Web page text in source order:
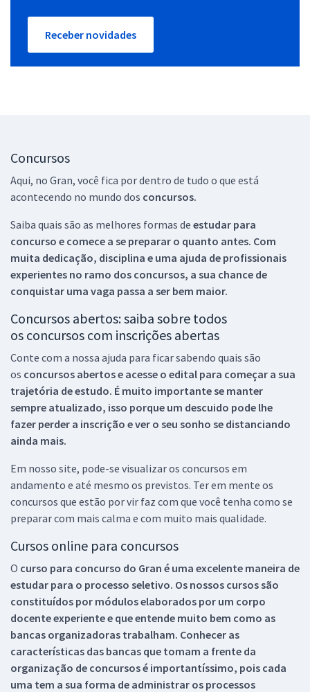
Receber novidades
Concursos
Aqui, no Gran, você fica por dentro de tudo o que está
acontecendo no mundo dos concursos.
Saiba quais são as melhores formas de estudar para
concurso e comece a se preparar o quanto antes. Com
muita dedicação, disciplina e uma ajuda de profissionais
experientes no ramo dos concursos, a sua chance de
conquistar uma vaga passa a ser bem maior.
Concursos abertos: saiba sobre todos
os concursos com inscrições abertas
Conte com a nossa ajuda para ficar sabendo quais são
os concursos abertos e acesse o edital para começar a sua
trajetória de estudo. É muito importante se manter
sempre atualizado, isso porque um descuido pode lhe
fazer perder a inscrição e ver o seu sonho se distanciando
ainda mais.
Em nosso site, pode-se visualizar os concursos em
andamento e até mesmo os previstos. Ter em mente os
concursos que estão por vir faz com que você tenha como se
preparar com mais calma e com muito mais qualidade.
Cursos online para concursos
O curso para concurso do Gran é uma excelente maneira de
estudar para o processo seletivo. Os nossos cursos são
constituídos por módulos elaborados por um corpo
docente experiente e que entende muito bem como as
bancas organizadoras trabalham. Conhecer as
características das bancas que tomam a frente da
organização de concursos é importantíssimo, pois cada
uma tem a sua forma de administrar os processos